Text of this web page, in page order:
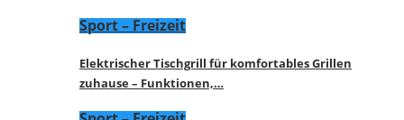
Sport – Freizeit
Elektrischer Tischgrill für komfortables Grillen
zuhause – Funktionen,…